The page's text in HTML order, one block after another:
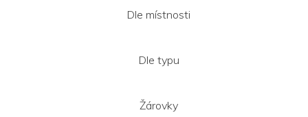
Dle místnosti
Dle typu
Žárovky